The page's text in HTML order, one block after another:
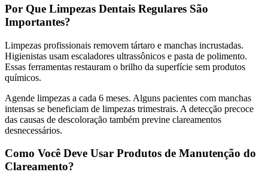
Por Que Limpezas Dentais Regulares São
Importantes?
Limpezas profissionais removem tártaro e manchas incrustadas.
Higienistas usam escaladores ultrassônicos e pasta de polimento.
Essas ferramentas restauram o brilho da superfície sem produtos
químicos.
Agende limpezas a cada 6 meses. Alguns pacientes com manchas
intensas se beneficiam de limpezas trimestrais. A detecção precoce
das causas de descoloração também previne clareamentos
desnecessários.
Como Você Deve Usar Produtos de Manutenção do
Clareamento?